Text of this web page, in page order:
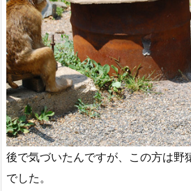
後で気づいたんですが、この方は野
でした。